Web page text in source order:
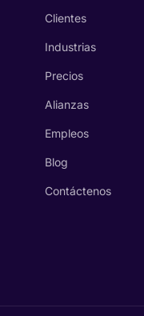
Clientes
Industrias
Precios
Alianzas
Empleos
Blog
Contáctenos